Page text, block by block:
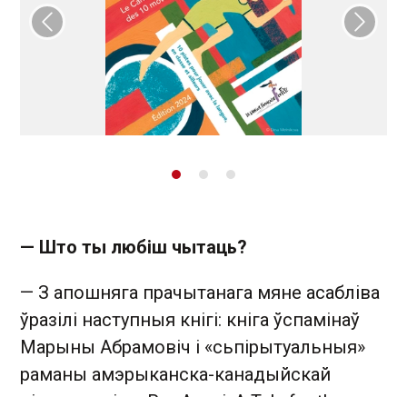
Папярэдні слайд
— Што ты любіш чытаць?
— З апошняга прачытанага мяне асабліва
ўразілі наступныя кнігі: кніга ўспамінаў
Марыны Абрамовіч і «сьпірытуальныя»
раманы амэрыканска-канадыйскай